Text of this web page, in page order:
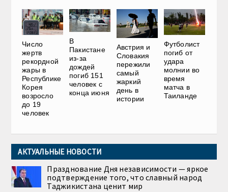
Число
жертв
рекордной
жары в
Республике
Корея
возросло
до 19
человек
В
Пакистане
из-за
дождей
погиб 151
человек с
конца июня
Австрия и
Словакия
пережили
самый
жаркий
день в
истории
Футболист
погиб от
удара
молнии во
время
матча в
Таиланде
АКТУАЛЬНЫЕ НОВОСТИ
Празднование Дня независимости — яркое
подтверждение того, что славный народ
Таджикистана ценит мир